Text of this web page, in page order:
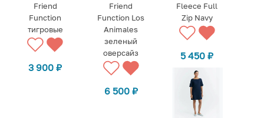
Friend
Function
тигровые
3 900₽
Friend
Function Los
Animales
зеленый
оверсайз
6 500 ₽
Fleece Full
Zip Navy
5 450₽